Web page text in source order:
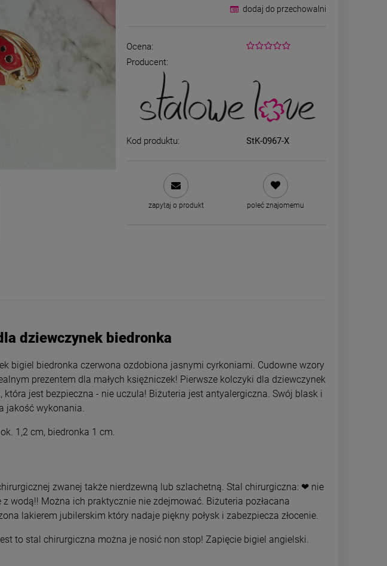
Bransoletka srebrna STAL
dla dziewczynek biedronka
29,00 zł
DO KOSZYKA
bigiel małe wisienki cyrkonie
34,00 zł
DO KOSZYKA
dodaj do przechowalni
Ocena:
Producent:
Kod produktu: StK-0967-X
zapytaj o produkt poleć znajomemu
dziewczynek biedronka
bigiel biedronka czerwona ozdobiona jasnymi cyrkoniami. Cudowne wzory
prezentem dla małych księżniczek! Pierwsze kolczyki dla dziewczynek
jest bezpieczna - nie uczula! Biżuteria jest antyalergiczna. Swój blask i
jakość wykonania.
1,2 cm, biedronka 1 cm.
zwanej także nierdzewną lub szlachetną. Stal chirurgiczna: ❤ nie
wodą!! Można ich praktycznie nie zdejmować. Biżuteria pozłacana
lakierem jubilerskim który nadaje piękny połysk i zabezpiecza złocenie.
to stal chirurgiczna można je nosić non stop! Zapięcie bigiel angielski.